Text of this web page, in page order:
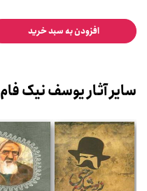
افزودن به سبد خرید
سایر آثار یوسف نیک فام